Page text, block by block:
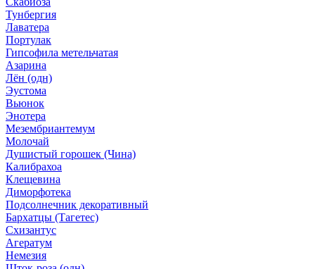
Тунбергия
Лаватера
Портулак
Гипсофила метельчатая
Азарина
Лён (одн)
Эустома
Вьюнок
Энотера
Мезембриантемум
Молочай
Душистый горошек (Чина)
Калибрахоа
Клещевина
Диморфотека
Подсолнечник декоративный
Бархатцы (Тагетес)
Схизантус
Агератум
Немезия